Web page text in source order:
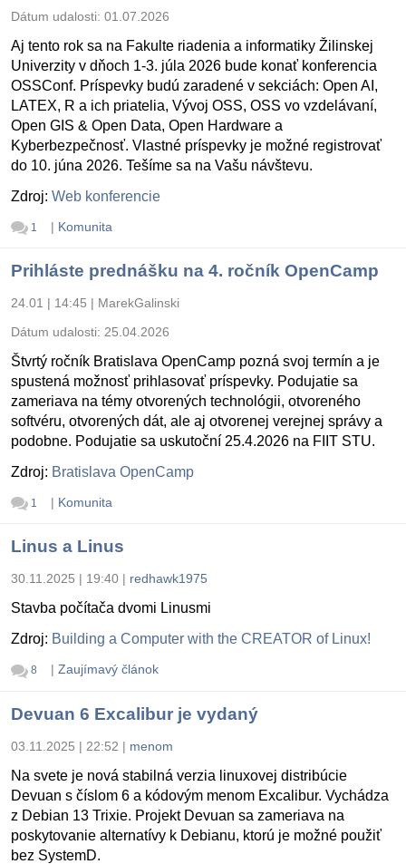
Dátum udalosti: 01.07.2026
Aj tento rok sa na Fakulte riadenia a informatiky Žilinskej
Univerzity v dňoch 1-3. júla 2026 bude konať konferencia
OSSConf. Príspevky budú zaradené v sekciách: Open AI,
LATEX, R a ich priatelia, Vývoj OSS, OSS vo vzdelávaní,
Open GIS & Open Data, Open Hardware a
Kyberbezpečnosť. Vlastné príspevky je možné registrovať
do 10. júna 2026. Tešíme sa na Vašu návštevu.
Zdroj: Web konferencie
1 | Komunita
Prihláste prednášku na 4. ročník OpenCamp
24.01 | 14:45 | MarekGalinski
Dátum udalosti: 25.04.2026
Štvrtý ročník Bratislava OpenCamp pozná svoj termín a je
spustená možnosť prihlasovať príspevky. Podujatie sa
zameriava na témy otvorených technológii, otvoreného
softvéru, otvorených dát, ale aj otvorenej verejnej správy a
podobne. Podujatie sa uskutoční 25.4.2026 na FIIT STU.
Zdroj: Bratislava OpenCamp
1 | Komunita
Linus a Linus
30.11.2025 | 19:40 | redhawk1975
Stavba počítača dvomi Linusmi
Zdroj: Building a Computer with the CREATOR of Linux!
8 | Zaujímavý článok
Devuan 6 Excalibur je vydaný
03.11.2025 | 22:52 | menom
Na svete je nová stabilná verzia linuxovej distribúcie
Devuan s číslom 6 a kódovým menom Excalibur. Vychádza
z Debian 13 Trixie. Projekt Devuan sa zameriava na
poskytovanie alternatívy k Debianu, ktorú je možné použiť
bez SystemD.